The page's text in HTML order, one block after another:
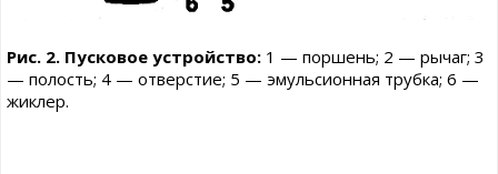
Рис. 2. Пусковое устройство: 1 — поршень; 2 — рычаг; 3
— полость; 4 — отверстие; 5 — эмульсионная трубка; 6 —
жиклер.